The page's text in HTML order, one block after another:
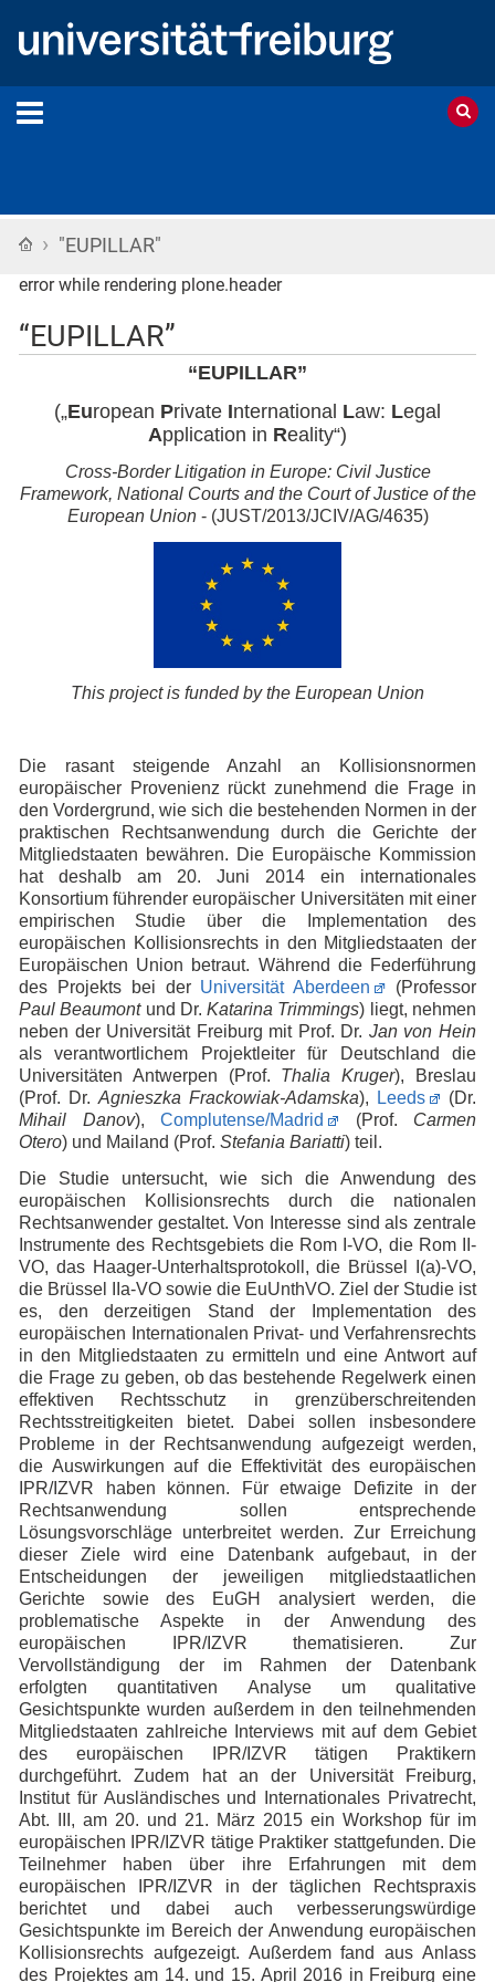
Startseite
› "EUPILLAR"
error while rendering plone.header
“EUPILLAR”
“EUPILLAR”
(„European Private International Law: Legal
Application in Reality“)
Cross-Border Litigation in Europe: Civil Justice
Framework, National Courts and the Court of Justice of the
European Union - (JUST/2013/JCIV/AG/4635)
This project is funded by the European Union
Die rasant steigende Anzahl an Kollisionsnormen
europäischer Provenienz rückt zunehmend die Frage in
den Vordergrund, wie sich die bestehenden Normen in der
praktischen Rechtsanwendung durch die Gerichte der
Mitgliedstaaten bewähren. Die Europäische Kommission
hat deshalb am 20. Juni 2014 ein internationales
Konsortium führender europäischer Universitäten mit einer
empirischen Studie über die Implementation des
europäischen Kollisionsrechts in den Mitgliedstaaten der
Europäischen Union betraut. Während die Federführung
des Projekts bei der Universität Aberdeen
(Professor
Paul Beaumont und Dr. Katarina Trimmings) liegt, nehmen
neben der Universität Freiburg mit Prof. Dr. Jan von Hein
als verantwortlichem Projektleiter für Deutschland die
Universitäten Antwerpen (Prof. Thalia Kruger), Breslau
(Prof. Dr. Agnieszka Frackowiak-Adamska), Leeds
(Dr.
Mihail Danov), Complutense/Madrid (Prof. Carmen
Otero) und Mailand (Prof. Stefania Bariatti) teil.
Die Studie untersucht, wie sich die Anwendung des
europäischen Kollisionsrechts durch die nationalen
Rechtsanwender gestaltet. Von Interesse sind als zentrale
Instrumente des Rechtsgebiets die Rom I-VO, die Rom II-
VO, das Haager-Unterhaltsprotokoll, die Brüssel I(a)-VO,
die Brüssel IIa-VO sowie die EuUnthVO. Ziel der Studie ist
es, den derzeitigen Stand der Implementation des
europäischen Internationalen Privat- und Verfahrensrechts
in den Mitgliedstaaten zu ermitteln und eine Antwort auf
die Frage zu geben, ob das bestehende Regelwerk einen
effektiven Rechtsschutz in grenzüberschreitenden
Rechtsstreitigkeiten bietet. Dabei sollen insbesondere
Probleme in der Rechtsanwendung aufgezeigt werden,
die Auswirkungen auf die Effektivität des europäischen
IPR/IZVR haben können. Für etwaige Defizite in der
Rechtsanwendung sollen entsprechende
Lösungsvorschläge unterbreitet werden. Zur Erreichung
dieser Ziele wird eine Datenbank aufgebaut, in der
Entscheidungen der jeweiligen mitgliedstaatlichen
Gerichte sowie des EuGH analysiert werden, die
problematische Aspekte in der Anwendung des
europäischen IPR/IZVR thematisieren. Zur
Vervollständigung der im Rahmen der Datenbank
erfolgten quantitativen Analyse um qualitative
Gesichtspunkte wurden außerdem in den teilnehmenden
Mitgliedstaaten zahlreiche Interviews mit auf dem Gebiet
des europäischen IPR/IZVR tätigen Praktikern
durchgeführt. Zudem hat an der Universität Freiburg,
Institut für Ausländisches und Internationales Privatrecht,
Abt. III, am 20. und 21. März 2015 ein Workshop für im
europäischen IPR/IZVR tätige Praktiker stattgefunden. Die
Teilnehmer haben über ihre Erfahrungen mit dem
europäischen IPR/IZVR in der täglichen Rechtspraxis
berichtet und dabei auch verbesserungswürdige
Gesichtspunkte im Bereich der Anwendung europäischen
Kollisionsrechts aufgezeigt. Außerdem fand aus Anlass
des Projektes am 14. und 15. April 2016 in Freiburg eine